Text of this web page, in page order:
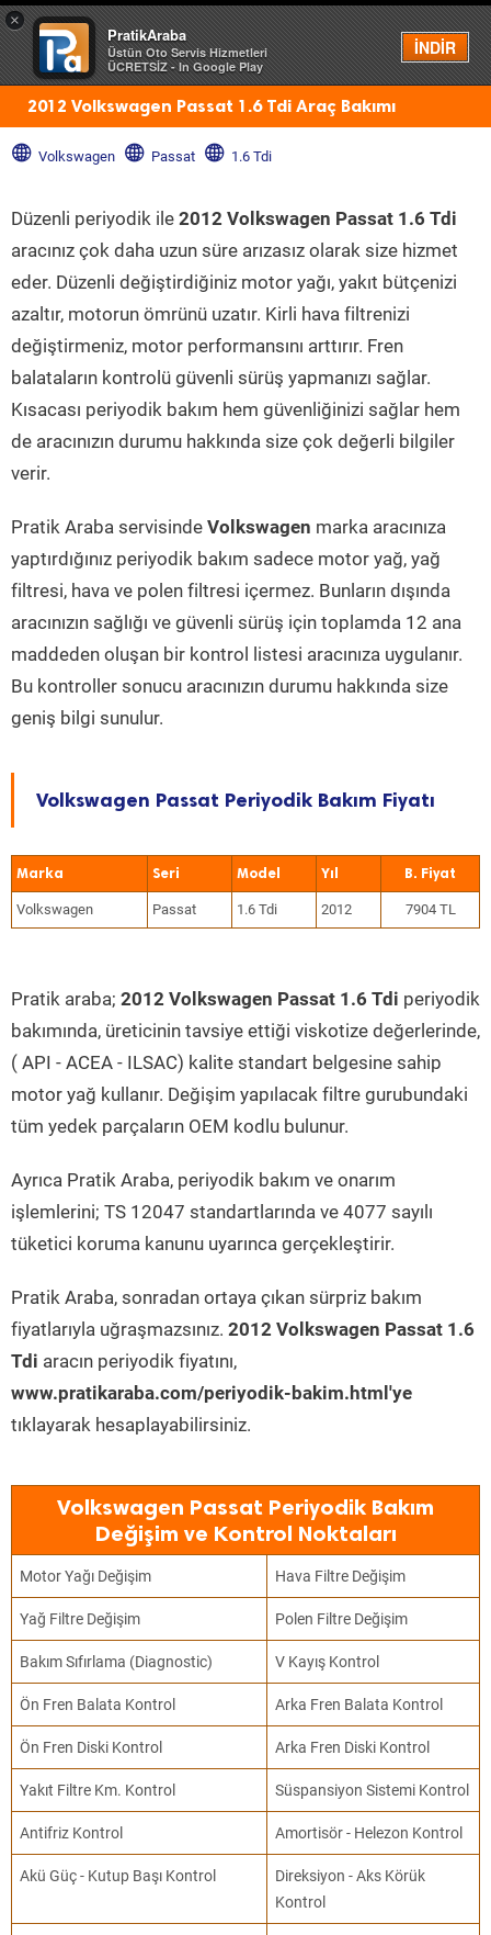
×
PratikAraba
Üstün Oto Servis Hizmetleri
ÜCRETSİZ - In Google Play
İNDİR
Menü
2012 Volkswagen Passat 1.6 Tdi Araç Bakımı
Volkswagen Passat 1.6 Tdi
Düzenli periyodik ile 2012 Volkswagen Passat 1.6 Tdi
aracınız çok daha uzun süre arızasız olarak size hizmet
eder. Düzenli değiştirdiğiniz motor yağı, yakıt bütçenizi
azaltır, motorun ömrünü uzatır. Kirli hava filtrenizi
değiştirmeniz, motor performansını arttırır. Fren
balataların kontrolü güvenli sürüş yapmanızı sağlar.
Kısacası periyodik bakım hem güvenliğinizi sağlar hem
de aracınızın durumu hakkında size çok değerli bilgiler
verir.
Pratik Araba servisinde Volkswagen marka aracınıza
yaptırdığınız periyodik bakım sadece motor yağ, yağ
filtresi, hava ve polen filtresi içermez. Bunların dışında
aracınızın sağlığı ve güvenli sürüş için toplamda 12 ana
maddeden oluşan bir kontrol listesi aracınıza uygulanır.
Bu kontroller sonucu aracınızın durumu hakkında size
geniş bilgi sunulur.
Volkswagen Passat Periyodik Bakım Fiyatı
Marka Seri Model Yıl
Volkswagen Passat 1.6 Tdi 2012 7904 TL
Pratik araba; 2012 Volkswagen Passat 1.6 Tdi periyodik
bakımında, üreticinin tavsiye ettiği viskotize değerlerinde,
( API - ACEA - ILSAC) kalite standart belgesine sahip
motor yağ kullanır. Değişim yapılacak filtre gurubundaki
tüm yedek parçaların OEM kodlu bulunur.
Ayrıca Pratik Araba, periyodik bakım ve onarım
işlemlerini; TS 12047 standartlarında ve 4077 sayılı
tüketici koruma kanunu uyarınca gerçekleştirir.
Pratik Araba, sonradan ortaya çıkan sürpriz bakım
fiyatlarıyla uğraşmazsınız. 2012 Volkswagen Passat 1.6
Tdi aracın periyodik fiyatını,
www.pratikaraba.com/periyodik-bakim.html'ye
tıklayarak hesaplayabilirsiniz.
Volkswagen Passat Periyodik Bakım
Değişim ve Kontrol Noktaları
Motor Yağı Değişim Hava Filtre Değişim
Yağ Filtre Değişim Polen Filtre Değişim
Bakım Sıfırlama (Diagnostic) V Kayış Kontrol
Ön Fren Balata Kontrol Arka Fren Balata Kontrol
Ön Fren Diski Kontrol Arka Fren Diski Kontrol
Yakıt Filtre Km. Kontrol Süspansiyon Sistemi Kontrol
Antifriz Kontrol Amortisör - Helezon Kontrol
Akü Güç - Kutup Başı Kontrol
Direksiyon - Aks Körük
Kontrol